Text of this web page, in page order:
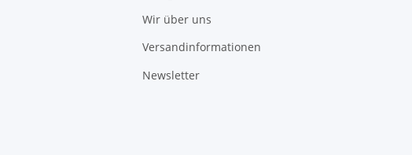
Wir über uns
Versandinformationen
Newsletter